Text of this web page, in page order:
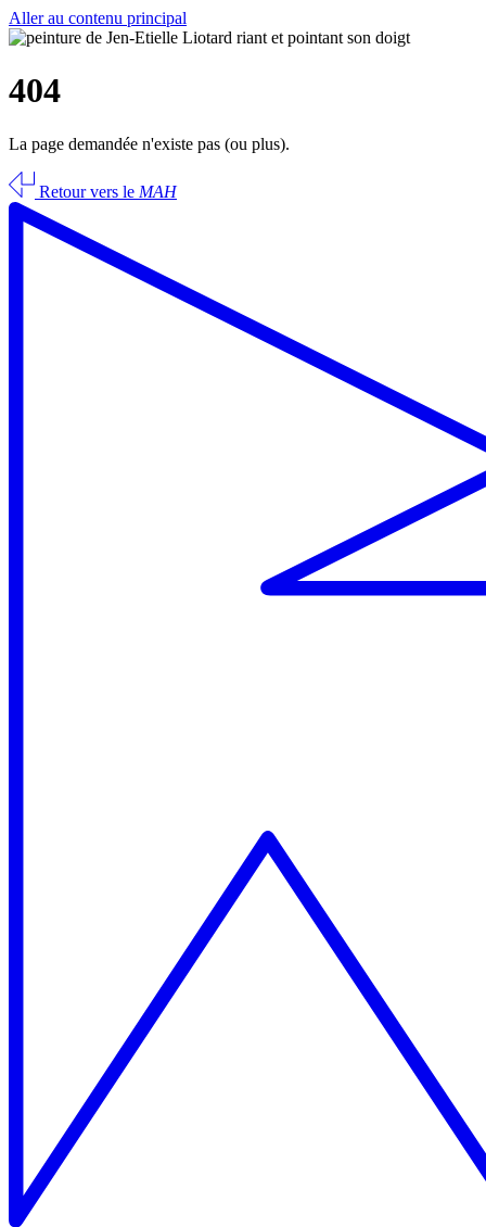
Aller au contenu principal
404
La page demandée n'existe pas (ou plus).
Retour vers le MAH